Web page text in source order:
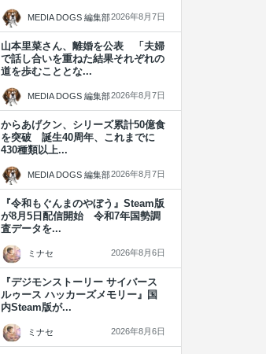
MEDIA DOGS 編集部2026年8月7日
山本里菜さん、離婚を公表 「夫婦
で話し合いを重ねた結果それぞれの
道を歩むこととな...
MEDIA DOGS 編集部2026年8月7日
からあげクン、シリーズ累計50億食
を突破 誕生40周年、これまでに
430種類以上...
MEDIA DOGS 編集部2026年8月7日
『令和もぐんまのやぼう』Steam版
が8月5日配信開始 令和7年国勢調
査データを...
ミナセ 2026年8月6日
『デジモンストーリー サイバース
ルゥース ハッカーズメモリー』国
内Steam版が...
ミナセ 2026年8月6日